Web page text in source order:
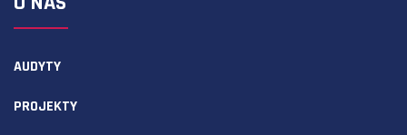
AUDYTY
PROJEKTY